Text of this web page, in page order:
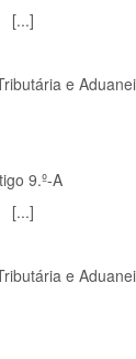
[...]
e
9.º-A
[...]
e